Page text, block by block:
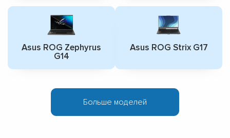
Asus ROG Zephyrus
G14
Asus ROG Strix G17
Больше моделей